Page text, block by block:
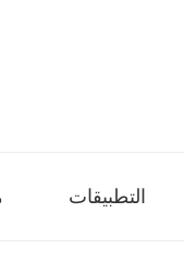
التطبيقات